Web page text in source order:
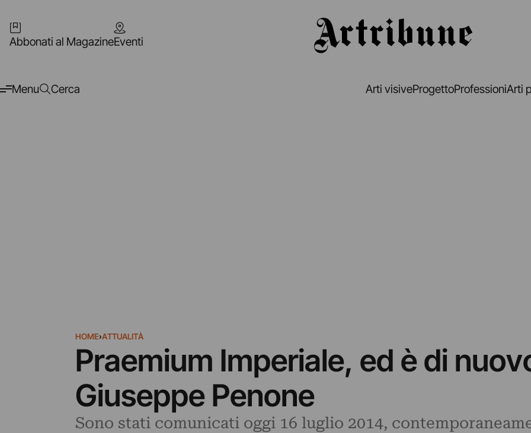
Abbonati al MagazineEventi
Menu Cerca Arti visiveProgettoProfessioniArti
HOME›ATTUALITÀ
Praemium Imperiale, ed è di
Giuseppe Penone
Sono stati comunicati oggi 16 luglio 2014,